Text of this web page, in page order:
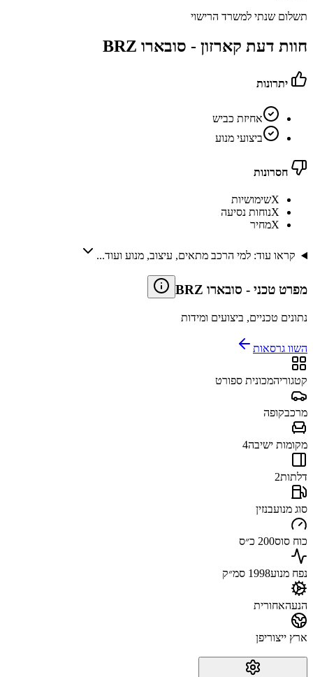
תשלום שנתי למשרד הרישוי
חוות דעת קארזון - סובארו BRZ
יתרונות
אחיזת כביש
ביצועי מנוע
חסרונות
Xשימושיות
Xנוחות נסיעה
Xמחיר
קראו עוד: למי הרכב מתאים, עיצוב, מנוע ועוד...
מפרט טכני - סובארו BRZ
נתונים טכניים, ביצועים ומידות
השוו גרסאות
קטגוריהמכונית ספורט
מרכבקופה
מקומות ישיבה4
דלתות2
סוג מנועבנזין
כוח סוס200 כ״ס
נפח מנוע1998 סמ״ק
הנעהאחורית
ארץ ייצוריפן